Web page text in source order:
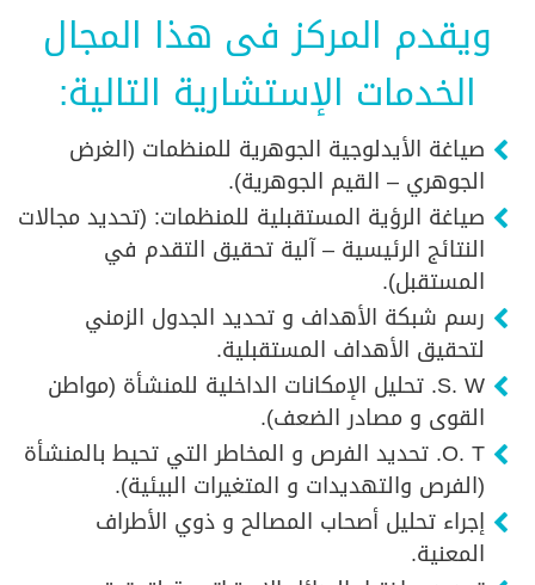
ويقدم المركز فى هذا المجال
الخدمات الإستشارية التالية:
صياغة الأيدلوجية الجوهرية للمنظمات (الغرض
الجوهري – القيم الجوهرية).
صياغة الرؤية المستقبلية للمنظمات: (تحديد مجالات
النتائج الرئيسية – آلية تحقيق التقدم في
المستقبل).
رسم شبكة الأهداف و تحديد الجدول الزمني
لتحقيق الأهداف المستقبلية.
S. W. تحليل الإمكانات الداخلية للمنشأة (مواطن
القوى و مصادر الضعف).
O. T. تحديد الفرص و المخاطر التي تحيط بالمنشأة
(الفرص والتهديدات و المتغيرات البيئية).
إجراء تحليل أصحاب المصالح و ذوي الأطراف
المعنية.